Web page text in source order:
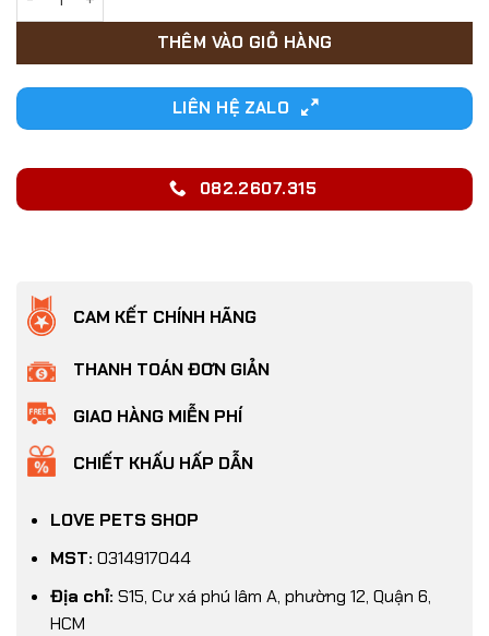
THÊM VÀO GIỎ HÀNG
LIÊN HỆ ZALO
082.2607.315
CAM KẾT CHÍNH HÃNG
THANH TOÁN ĐƠN GIẢN
GIAO HÀNG MIỄN PHÍ
CHIẾT KHẤU HẤP DẪN
LOVE PETS SHOP
MST: 0314917044
Địa chỉ: S15, Cư xá phú lâm A, phường 12, Quận 6,
HCM